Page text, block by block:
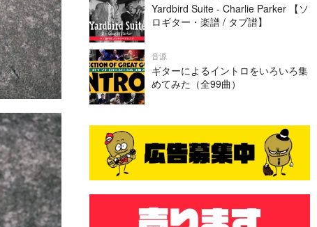
Yardbird Suite - Charlie Parker 【ソ
ロギター・楽譜 / タブ譜】
音源
ギターによるイントロをいろいろ集
めてみた（全99曲）